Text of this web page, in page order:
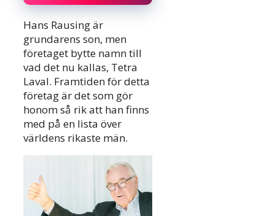
Hans Rausing är
grundarens son, men
företaget bytte namn till
vad det nu kallas, Tetra
Laval. Framtiden för detta
företag är det som gör
honom så rik att han finns
med på en lista över
världens rikaste män.